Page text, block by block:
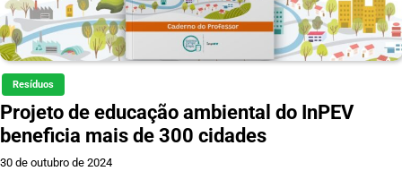
Resíduos
Projeto de educação ambiental do InPEV
beneficia mais de 300 cidades
30 de outubro de 2024